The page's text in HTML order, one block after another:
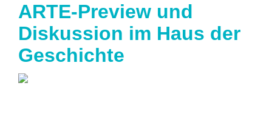
ARTE-Preview und
Diskussion im Haus der
Geschichte